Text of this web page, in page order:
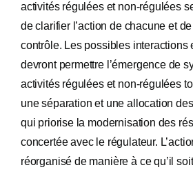
activités régulées et non-régulées
de clarifier l’action de chacune et
contrôle. Les possibles interactions
devront permettre l’émergence de
activités régulées et non-régulées
une séparation et une allocation
qui priorise la modernisation des
concertée avec le régulateur.
réorganisé de manière à ce qu’il